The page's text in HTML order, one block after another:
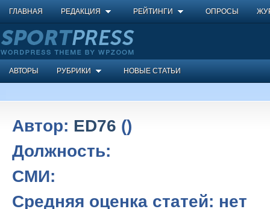
ГЛАВНАЯ РЕДАКЦИЯ РЕЙТИНГИ ОПРОСЫ
АВТОРЫ РУБРИКИ НОВЫЕ СТАТЬИ
Автор: ED76 ()
Должность:
СМИ:
Средняя оценка статей: нет